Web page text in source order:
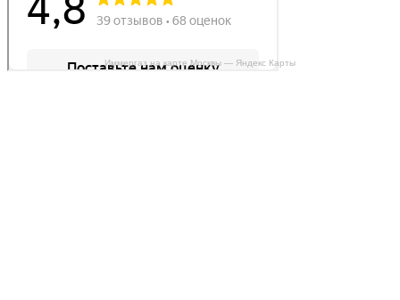
Иммергаз на карте Москвы — Яндекс Карты